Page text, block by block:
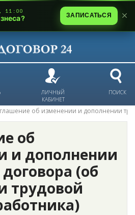
ЛИЧНЫЙ
КАБИНЕТ
ПОИСК
об изменении и дополнении
об
и дополнении
(об
трудовой
11:00
ЗАПИСАТЬСЯ